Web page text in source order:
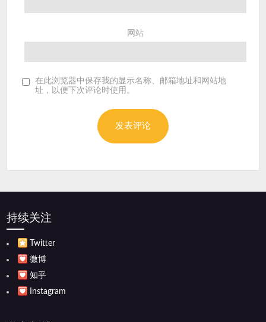
网站
在此浏览器中保存我的显示名称、邮箱地址和网站地
址，以便下次评论时使用。
持续关注
Twitter
微博
知乎
Instagram